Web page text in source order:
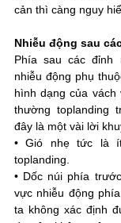
cản thì càng nguy
Nhiễu động sau
Phía sau các đỉnh
nhiễu động phụ
hình dạng của vách
thường toplanding
đây là một vài lời
• Gió nhẹ tức là
toplanding.
• Dốc núi phía
vực nhiễu động
ta không xác định